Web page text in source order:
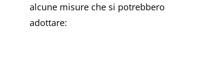
alcune misure che si potrebbero
adottare: